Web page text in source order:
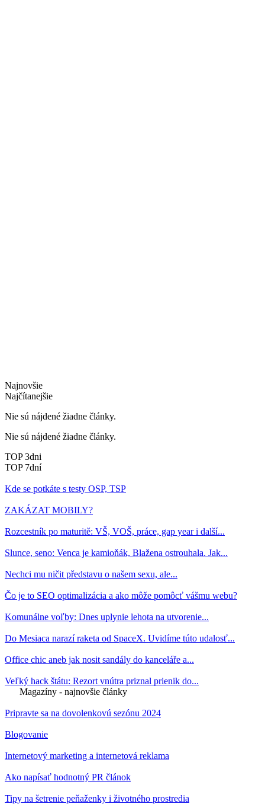
Najnovšie
Najčítanejšie
Nie sú nájdené žiadne články.
Nie sú nájdené žiadne články.
TOP 3dni
TOP 7dní
Kde se potkáte s testy OSP, TSP
ZAKÁZAT MOBILY?
Rozcestník po maturitě: VŠ, VOŠ, práce, gap year i další...
Slunce, seno: Venca je kamioňák, Blažena ostrouhala. Jak...
Nechci mu ničit představu o našem sexu, ale...
Čo je to SEO optimalizácia a ako môže pomôcť vášmu webu?
Komunálne voľby: Dnes uplynie lehota na utvorenie...
Do Mesiaca narazí raketa od SpaceX. Uvidíme túto udalosť...
Office chic aneb jak nosit sandály do kanceláře a...
Veľký hack štátu: Rezort vnútra priznal prienik do...
Magazíny - najnovšie články
Pripravte sa na dovolenkovú sezónu 2024
Blogovanie
Internetový marketing a internetová reklama
Ako napísať hodnotný PR článok
Tipy na šetrenie peňaženky i životného prostredia